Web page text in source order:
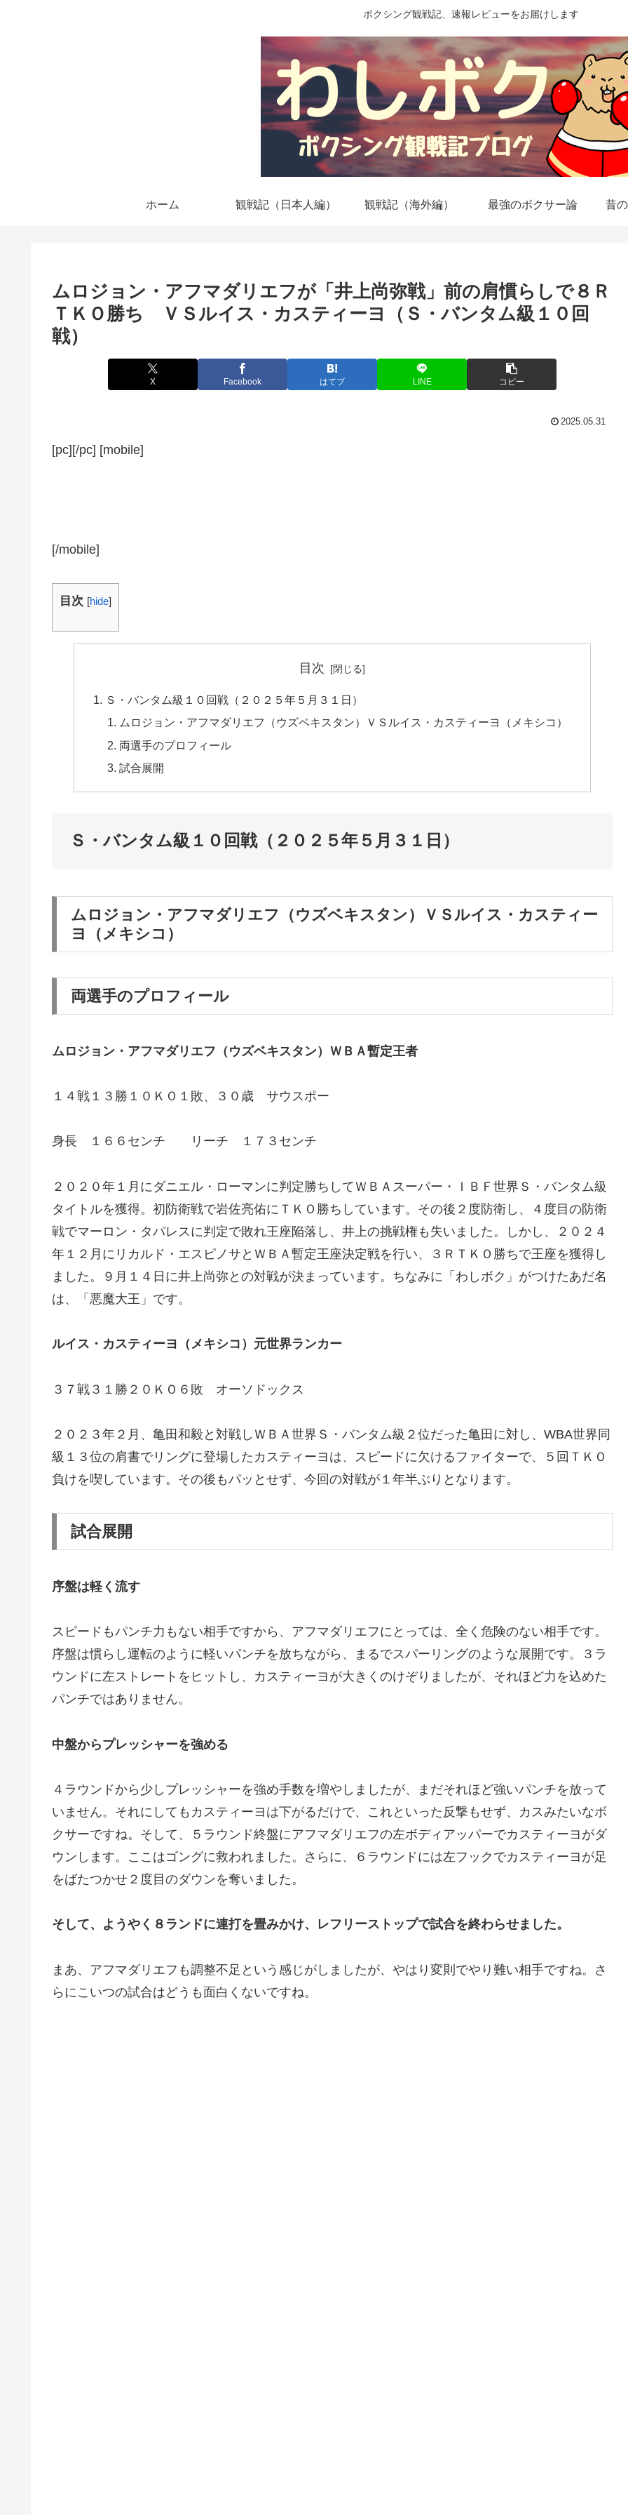
ボクシング観戦記、速報レビューをお届けします
ホーム 観戦記（日本人編） 観戦記（海外編） 最強のボクサー論 昔
ムロジョン・アフマダリエフが「井上尚弥戦」前の肩慣らしで８Ｒ
ＴＫＯ勝ち ＶＳルイス・カスティーヨ（Ｓ・バンタム級１０回
戦）
X Facebook はてブ LINE コピー
2025.05.31
[pc][/pc] [mobile]
[/mobile]
目次 [hide]
目次
Ｓ・バンタム級１０回戦（２０２５年５月３１日）
ムロジョン・アフマダリエフ（ウズベキスタン）ＶＳルイス・カスティーヨ（メキシコ）
両選手のプロフィール
試合展開
Ｓ・バンタム級１０回戦（２０２５年５月３１日）
ムロジョン・アフマダリエフ（ウズベキスタン）ＶＳルイス・カスティー
ヨ（メキシコ）
両選手のプロフィール
ムロジョン・アフマダリエフ（ウズベキスタン）ＷＢＡ暫定王者
１４戦１３勝１０ＫＯ１敗、３０歳 サウスポー
身長 １６６センチ リーチ １７３センチ
２０２０年１月にダニエル・ローマンに判定勝ちしてＷＢＡスーパー・ＩＢＦ世界Ｓ・バンタム級
タイトルを獲得。初防衛戦で岩佐亮佑にＴＫＯ勝ちしています。その後２度防衛し、４度目の防衛
戦でマーロン・タパレスに判定で敗れ王座陥落し、井上の挑戦権も失いました。しかし、２０２４
年１２月にリカルド・エスピノサとＷＢＡ暫定王座決定戦を行い、３ＲＴＫＯ勝ちで王座を獲得し
ました。９月１４日に井上尚弥との対戦が決まっています。ちなみに「わしボク」がつけたあだ名
は、「悪魔大王」です。
ルイス・カスティーヨ（メキシコ）元世界ランカー
３７戦３１勝２０ＫＯ６敗 オーソドックス
２０２３年２月、亀田和毅と対戦しＷＢＡ世界Ｓ・バンタム級２位だった亀田に対し、WBA世界同
級１３位の肩書でリングに登場したカスティーヨは、スピードに欠けるファイターで、５回ＴＫＯ
負けを喫しています。その後もパッとせず、今回の対戦が１年半ぶりとなります。
試合展開
序盤は軽く流す
スピードもパンチ力もない相手ですから、アフマダリエフにとっては、全く危険のない相手です。
序盤は慣らし運転のように軽いパンチを放ちながら、まるでスパーリングのような展開です。３ラ
ウンドに左ストレートをヒットし、カスティーヨが大きくのけぞりましたが、それほど力を込めた
パンチではありません。
中盤からプレッシャーを強める
４ラウンドから少しプレッシャーを強め手数を増やしましたが、まだそれほど強いパンチを放って
いません。それにしてもカスティーヨは下がるだけで、これといった反撃もせず、カスみたいなボ
クサーですね。そして、５ラウンド終盤にアフマダリエフの左ボディアッパーでカスティーヨがダ
ウンします。ここはゴングに救われました。さらに、６ラウンドには左フックでカスティーヨが足
をばたつかせ２度目のダウンを奪いました。
そして、ようやく８ランドに連打を畳みかけ、レフリーストップで試合を終わらせました。
まあ、アフマダリエフも調整不足という感じがしましたが、やはり変則でやり難い相手ですね。さ
らにこいつの試合はどうも面白くないですね。